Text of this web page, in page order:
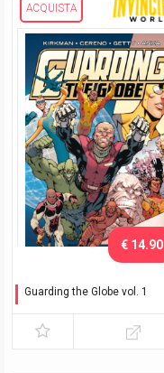
ACQUISTA
Guarding the Globe vol. 1
€ 14.90